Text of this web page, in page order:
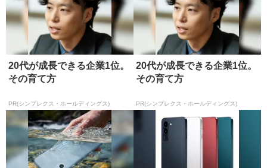
20代が成長できる企業1位。
その育て方
PR(シンプレクス・ホールディングス)
20代が成長できる企業1位。
その育て方
PR(シンプレクス・ホールディングス)